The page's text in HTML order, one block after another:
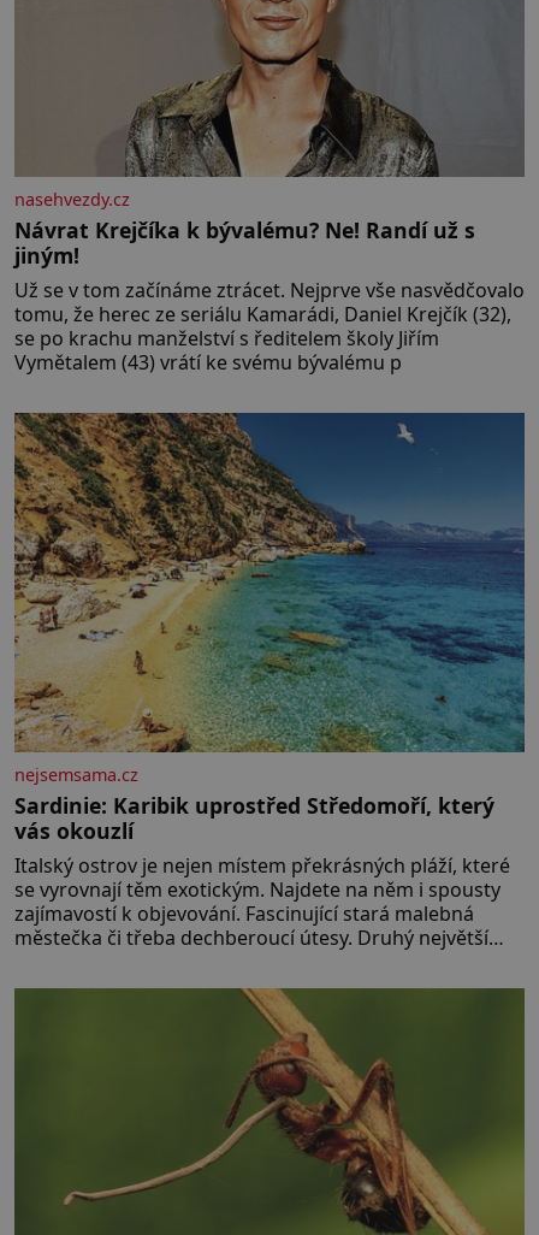
nasehvezdy.cz
Návrat Krejčíka k bývalému? Ne! Randí už s
jiným!
Už se v tom začínáme ztrácet. Nejprve vše nasvědčovalo
tomu, že herec ze seriálu Kamarádi, Daniel Krejčík (32),
se po krachu manželství s ředitelem školy Jiřím
Vymětalem (43) vrátí ke svému bývalému p
nejsemsama.cz
Sardinie: Karibik uprostřed Středomoří, který
vás okouzlí
Italský ostrov je nejen místem překrásných pláží, které
se vyrovnají těm exotickým. Najdete na něm i spousty
zajímavostí k objevování. Fascinující stará malebná
městečka či třeba dechberoucí útesy. Druhý největší
republiky vás ohromí nejen svými plážemi s bílým
pískem jako v Karibiku, ale i divokou krajinou, také
bohatou historií i luxusem.Zjistěte,